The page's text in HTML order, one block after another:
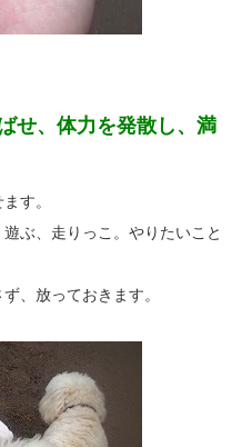
せ、体力を発散し、満
す。
ぶ、走りっこ。やりたいこと
、放っておきます。